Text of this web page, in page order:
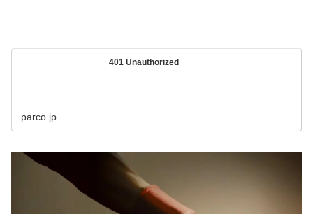
401 Unauthorized
parco.jp